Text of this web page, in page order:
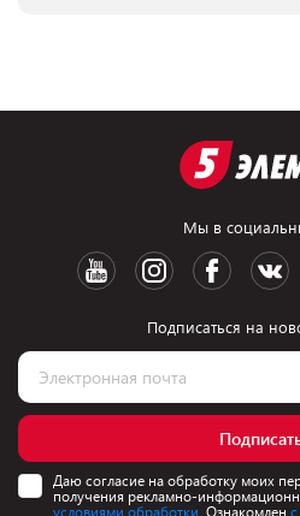
Мы в
Подписаться на
Даю согласие на обработку моих
получения рекламно-
условиями обработки. Ознакомлен